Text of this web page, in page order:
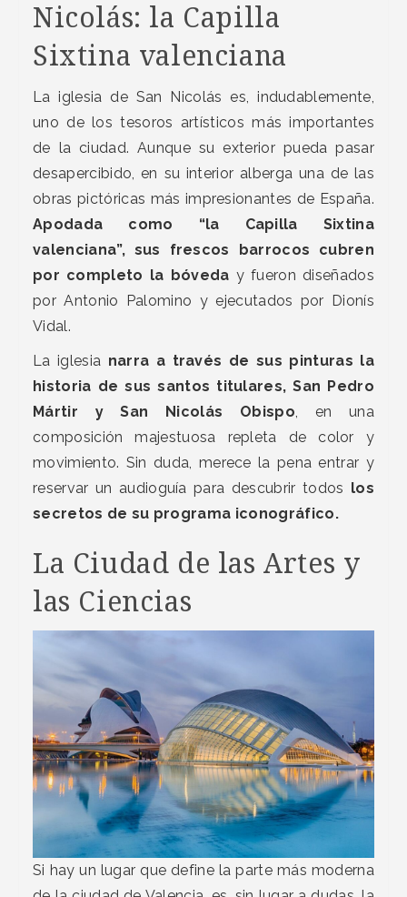
Nicolás: la Capilla
Sixtina valenciana
La iglesia de San Nicolás es, indudablemente,
uno de los tesoros artísticos más importantes
de la ciudad. Aunque su exterior pueda pasar
desapercibido, en su interior alberga una de las
obras pictóricas más impresionantes de España.
Apodada como “la Capilla Sixtina
valenciana”, sus frescos barrocos cubren
por completo la bóveda y fueron diseñados
por Antonio Palomino y ejecutados por Dionís
Vidal.
La iglesia narra a través de sus pinturas la
historia de sus santos titulares, San Pedro
Mártir y San Nicolás Obispo, en una
composición majestuosa repleta de color y
movimiento. Sin duda, merece la pena entrar y
reservar un audioguía para descubrir todos los
secretos de su programa iconográfico.
La Ciudad de las Artes y
las Ciencias
Si hay un lugar que define la parte más moderna